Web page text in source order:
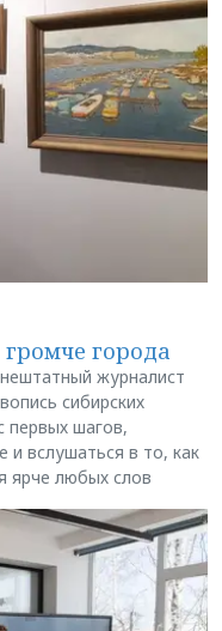
города
журналист
сибирских
первых шагов,
и вслушаться в то, как
ярче любых слов